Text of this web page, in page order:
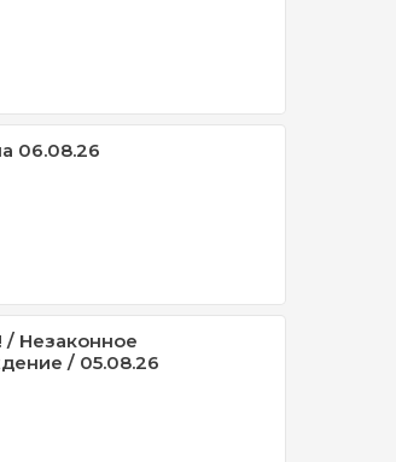
06.08.26
/ Незаконное
/ 05.08.26